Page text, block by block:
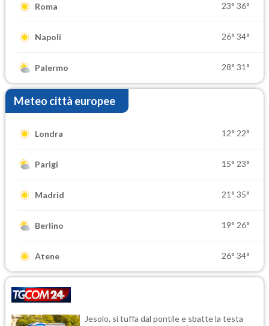
Roma 23° 36°
Napoli 26° 34°
Palermo 28° 31°
Meteo città europee
Londra 12° 22°
Parigi 15° 23°
Madrid 21° 35°
Berlino 19° 26°
Atene 26° 34°
Jesolo, si tuffa dal pontile e sbatte la testa